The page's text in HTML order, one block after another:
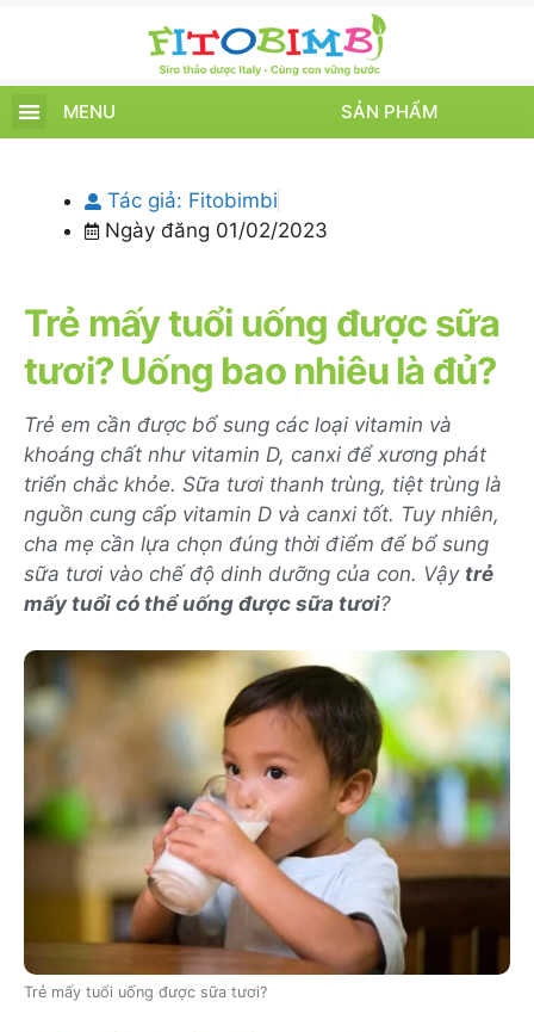
MENU SẢN PHẨM
Tác giả: Fitobimbi
Ngày đăng 01/02/2023
Trẻ mấy tuổi uống được sữa
tươi? Uống bao nhiêu là đủ?
Trẻ em cần được bổ sung các loại vitamin và
khoáng chất như vitamin D, canxi để xương phát
triển chắc khỏe. Sữa tươi thanh trùng, tiệt trùng là
nguồn cung cấp vitamin D và canxi tốt. Tuy nhiên,
cha mẹ cần lựa chọn đúng thời điểm để bổ sung
sữa tươi vào chế độ dinh dưỡng của con. Vậy trẻ
mấy tuổi có thể uống được sữa tươi?
Trẻ mấy tuổi uống được sữa tươi?